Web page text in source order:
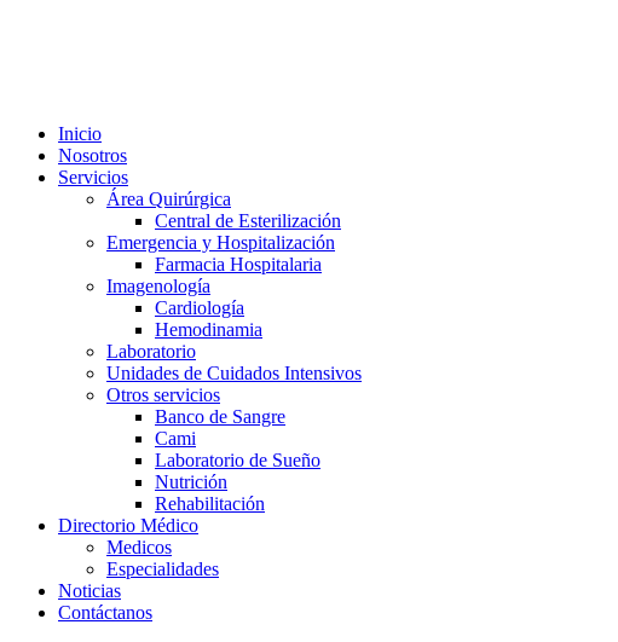
Inicio
Nosotros
Servicios
Área Quirúrgica
Central de Esterilización
Emergencia y Hospitalización
Farmacia Hospitalaria
Imagenología
Cardiología
Hemodinamia
Laboratorio
Unidades de Cuidados Intensivos
Otros servicios
Banco de Sangre
Cami
Laboratorio de Sueño
Nutrición
Rehabilitación
Directorio Médico
Medicos
Especialidades
Noticias
Contáctanos